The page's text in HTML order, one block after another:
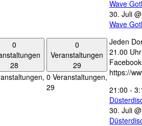
0
28
0
Veranstaltungen
29
0 Veranstaltungen,
29
Wave
30. Juli
Wave
Jeden
21.00
https://
21:00 -
30. Juli